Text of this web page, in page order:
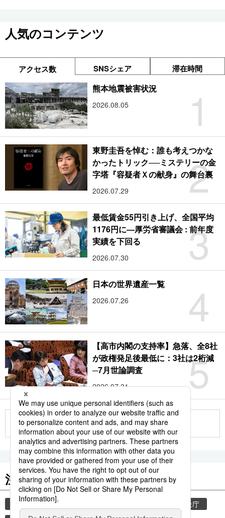
人気のコンテンツ
アクセス数 SNSシェア 滞在時間
1
熊本地震被害状況
2026.08.05
2
東野圭吾を悼む：誰も考えつかな
かったトリック──ミステリーの金
字塔『容疑者Ｘの献身』の舞台裏
2026.07.29
3
最低賃金55円引き上げ、全国平均
1176円に―厚労省審議会 : 前年度
実績を下回る
2026.07.30
4
日本の世界遺産一覧
2026.07.26
5
【高市内閣の支持率】急落、全8社
が政権発足後最低に：3社は2桁減
─7月世論調査
2026.07.31
もっと見る
注目のキーワード
共同通信ニュース
気象庁